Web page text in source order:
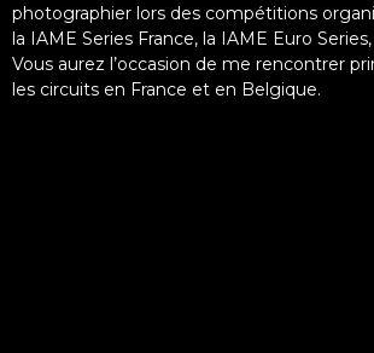
photographier lors des compétitions
la IAME Series France, la IAME Euro
Vous aurez l’occasion de me rencontrer
les circuits en France et en Belgique.